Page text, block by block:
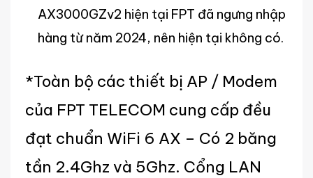
AX3000GZv2 hiện tại FPT đã ngưng nhập
hàng từ năm 2024, nên hiện tại không có.
*Toàn bộ các thiết bị AP / Modem
của FPT TELECOM cung cấp đều
đạt chuẩn WiFi 6 AX – Có 2 băng
tần 2.4Ghz và 5Ghz. Cổng LAN